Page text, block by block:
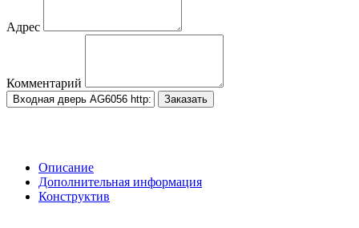
Адрес
Комментарий
Заказать
Описание
Дополнительная информация
Конструктив